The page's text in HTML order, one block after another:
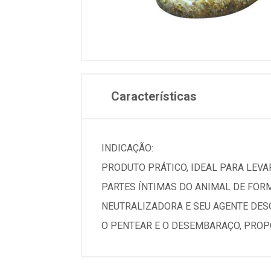
Características
INDICAÇÃO:
PRODUTO PRÁTICO, IDEAL PARA
PARTES ÍNTIMAS DO ANIMAL DE
NEUTRALIZADORA E SEU AGENTE
O PENTEAR E O DESEMBARAÇO,